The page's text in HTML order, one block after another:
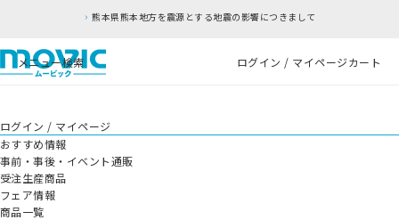
熊本県熊本地方を震源とする地震の影響につきまして
メニュー検索 ログイン / マイページカート
ログイン / マイページ
おすすめ情報
事前・事後・イベント通販
受注生産商品
フェア情報
商品一覧